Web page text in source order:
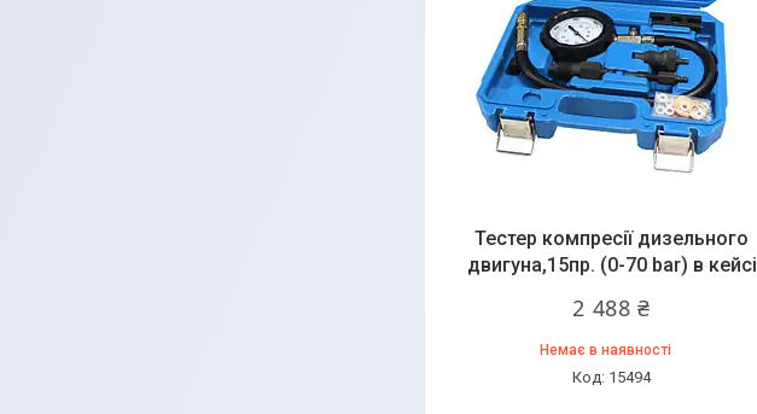
Тестер компресії дизельного
двигуна,15пр. (0-70 bar) в кейсі
2 488 ₴
Немає в наявності
15494